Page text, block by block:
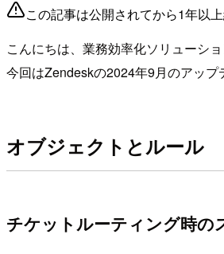
この記事は公開されてから1年以
こんにちは、業務効率化ソリューショ
今回はZendeskの2024年9月のアップ
オブジェクトとルール
チケットルーティング時の